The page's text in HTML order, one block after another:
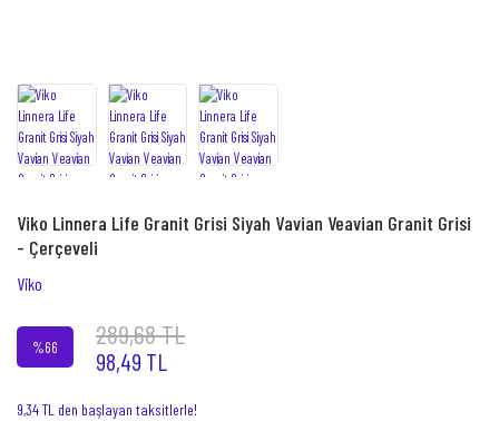
Viko Linnera Life Granit Grisi Siyah Vavian Veavian Granit Grisi
- Çerçeveli
Viko
%66 289,68 TL
98,49 TL
9,34 TL den başlayan taksitlerle!